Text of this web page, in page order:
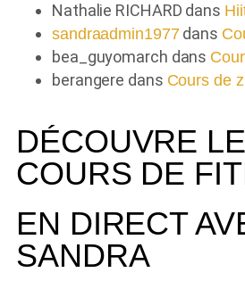
Nathalie RICHARD dans
sandraadmin1977dans
bea_guyomarch dans
berangere dans Cours de
DÉCOUVRE
COURS DE
EN DIRECT
SANDRA